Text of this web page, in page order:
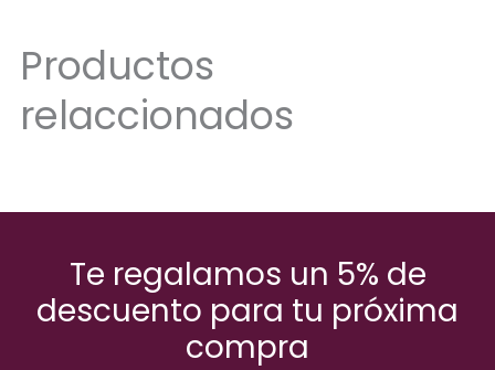
Productos
relaccionados
Te regalamos un 5% de
descuento para tu próxima
compra